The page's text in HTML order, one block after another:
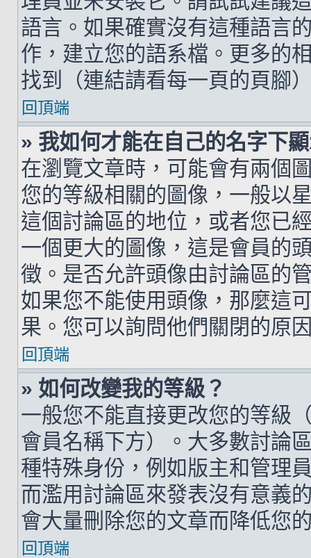
語言。如果確實沒有這種語言
作，建立您的語系檔。更多的
找到（連結請看每一頁的頁腳
回頂端
» 我如何才能在自己的名字下
在瀏覽文章時，可能會有兩個
您的等級相關的圖像，一般以
這個討論區的地位，或者您已
一個更大的圖像，這是會員的
徵。是否允許頭像由討論區的
如果您不能使用頭像，那麼這
果。您可以詢問他們關閉的原
回頂端
» 如何改變我的等級？
一般您不能直接更改您的等級
會員名稱下方）。大多數討論
種特殊身份，例如版主和管理
而濫用討論區來發表沒有意義
會大量刪除您的文章而降低您
回頂端